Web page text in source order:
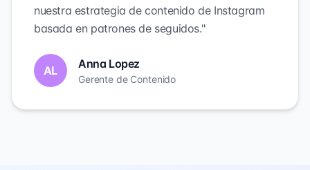
nuestra estrategia de contenido de Instagram
basada en patrones de seguidos."
AL Anna Lopez
Gerente de Contenido